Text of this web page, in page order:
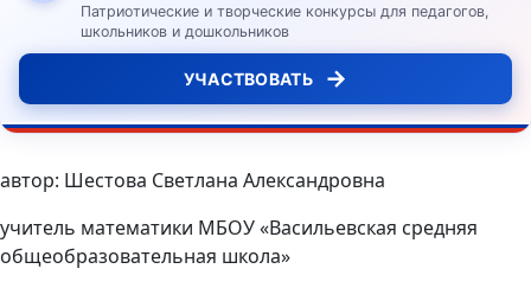
Патриотические и творческие конкурсы для педагогов,
школьников и дошкольников
УЧАСТВОВАТЬ →
автор: Шестова Светлана Александровна
учитель математики МБОУ «Васильевская средняя
общеобразовательная школа»